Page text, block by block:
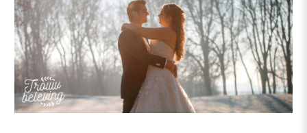
‘On
Tour’
–
kaarten
winnen